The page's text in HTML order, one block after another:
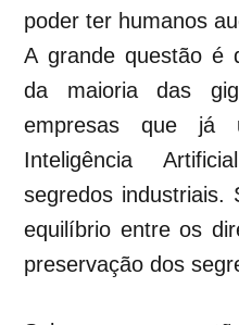
poder ter humanos
A grande questão é
da maioria das
empresas que já
Inteligência
segredos industriais.
equilíbrio entre os
preservação dos